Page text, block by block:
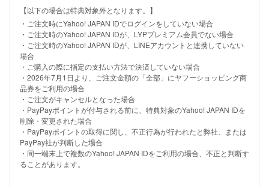
【以下の場合は特典対象外となります。】
・ご注文時にYahoo! JAPAN IDでログインをしていない場合
・ご注文時のYahoo! JAPAN IDが、LYPプレミアム会員でない場合
・ご注文時のYahoo! JAPAN IDが、LINEアカウントと連携していない
場合
・ご購入の際に指定の支払い方法で決済していない場合
・2026年7月1日より、ご注文金額の「全部」にヤフーショッピング商
品券をご利用の場合
・ご注文がキャンセルとなった場合
・PayPayポイントが付与される前に、特典対象のYahoo! JAPAN IDを
削除・変更された場合
・PayPayポイントの取得に関し、不正行為が行われたと弊社、または
PayPay社が判断した場合
・同一端末上で複数のYahoo! JAPAN IDをご利用の場合、不正と判断す
ることがあります。